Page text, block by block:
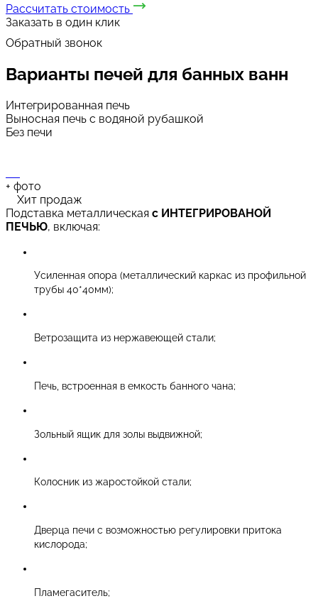
Рассчитать стоимость
Заказать в один клик
Обратный звонок
Варианты печей для банных ванн
Интегрированная печь
Выносная печь с водяной рубашкой
Без печи
+ фото
Хит продаж
Подставка металлическая с ИНТЕГРИРОВАНОЙ
ПЕЧЬЮ, включая:
Усиленная опора (металлический каркас из профильной
трубы 40*40мм);
Ветрозащита из нержавеющей стали;
Печь, встроенная в емкость банного чана;
Зольный ящик для золы выдвижной;
Колосник из жаростойкой стали;
Дверца печи с возможностью регулировки притока
кислорода;
Пламегаситель;